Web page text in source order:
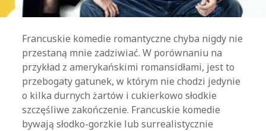
Francuskie komedie romantyczne chyba nigdy nie
przestaną mnie zadziwiać. W porównaniu na
przykład z amerykańskimi romansidłami, jest to
przebogaty gatunek, w którym nie chodzi jedynie
o kilka durnych żartów i cukierkowo słodkie
szczęśliwe zakończenie. Francuskie komedie
bywają słodko-gorzkie lub surrealistycznie